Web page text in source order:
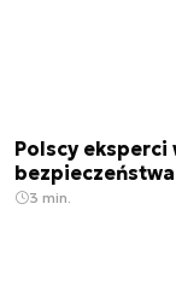
Polscy
3 min.